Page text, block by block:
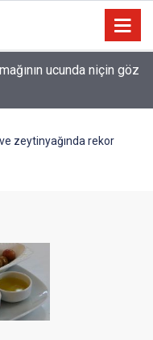
ucunda niçin göz
zeytinyağında rekor